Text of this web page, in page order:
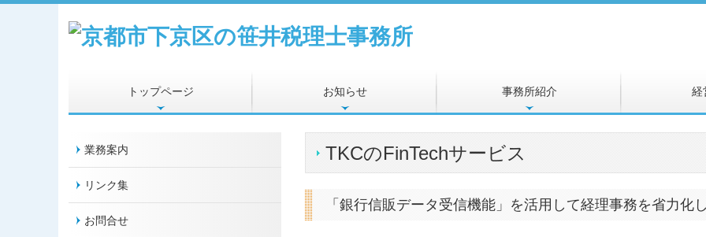
トップページ お知らせ 事務所紹介 経
業務案内
リンク集
お問合せ
TKCのFinTechサービス
「銀行信販データ受信機能」を活用して経理事務を省力化